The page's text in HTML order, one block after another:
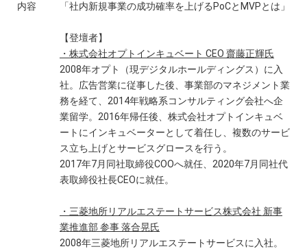
内容 「社内新規事業の成功確率を上げるPoCとMVPとは」
【登壇者】
・株式会社オプトインキュベート CEO 齋藤正輝氏
2008年オプト（現デジタルホールディングス）に入
社。広告営業に従事した後、事業部のマネジメント業
務を経て、2014年戦略系コンサルティング会社へ企
業留学。2016年帰任後、株式会社オプトインキュベ
ートにインキュベーターとして着任し、複数のサービ
ス立ち上げとサービスグロースを行う。
2017年7月同社取締役COOへ就任、2020年7月同社代
表取締役社長CEOに就任。
・三菱地所リアルエステートサービス株式会社 新事
業推進部 参事 落合晃氏
2008年三菱地所リアルエステートサービスに入社。